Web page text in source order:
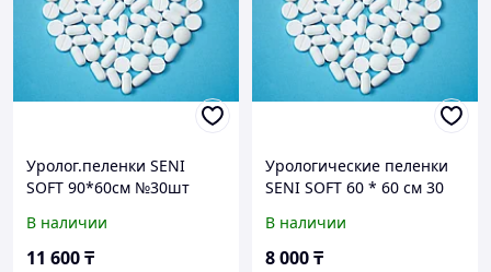
Уролог.пеленки SENI
SOFT 90*60см №30шт
В наличии
11 600₸
Урологические пеленки
SENI SOFT 60 * 60 см 30
В наличии
8 000₸